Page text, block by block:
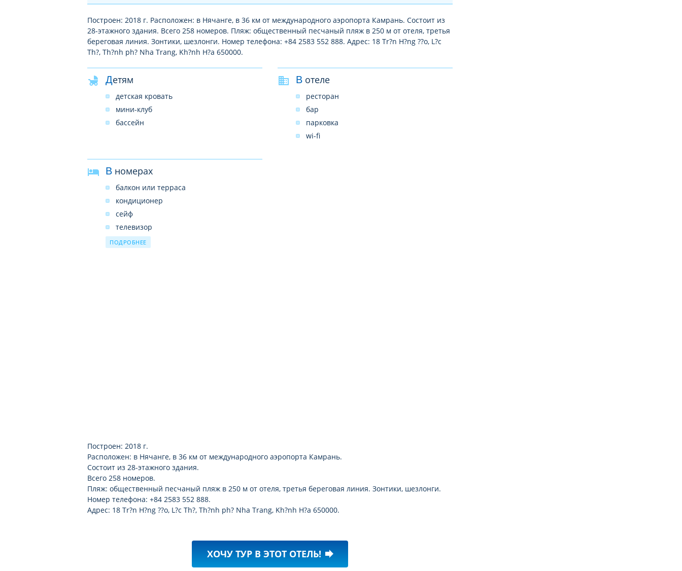
Построен: 2018 г. Расположен: в Нячанге, в 36 км от международного аэропорта Камрань. Состоит из
28-этажного здания. Всего 258 номеров. Пляж: общественный песчаный пляж в 250 м от отеля, третья
береговая линия. Зонтики, шезлонги. Номер телефона: +84 2583 552 888. Адрес: 18 Tr?n H?ng ??o, L?c
Th?, Th?nh ph? Nha Trang, Kh?nh H?a 650000.
Детям
детская кровать
мини-клуб
бассейн
В отеле
ресторан
бар
парковка
wi-fi
В номерах
балкон или терраса
кондиционер
сейф
телевизор
wi-fi
ПОДРОБНЕЕ
Построен: 2018 г.
Расположен: в Нячанге, в 36 км от международного аэропорта Камрань.
Состоит из 28-этажного здания.
Всего 258 номеров.
Пляж: общественный песчаный пляж в 250 м от отеля, третья береговая линия. Зонтики, шезлонги.
Номер телефона: +84 2583 552 888.
Адрес: 18 Tr?n H?ng ??o, L?c Th?, Th?nh ph? Nha Trang, Kh?nh H?a 650000.
ХОЧУ ТУР В ЭТОТ ОТЕЛЬ! forward